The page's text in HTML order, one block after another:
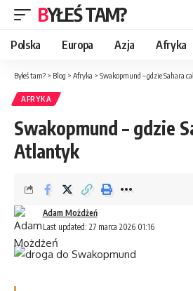
BYŁEŚ TAM?
Polska Europa Azja Afryka
Byłeś tam? > Blog > Afryka > Swakopmund – gdzie Sahara
AFRYKA
Swakopmund – gdzie
Atlantyk
Last updated: 27 marca 2026 01:16
Adam Możdżeń